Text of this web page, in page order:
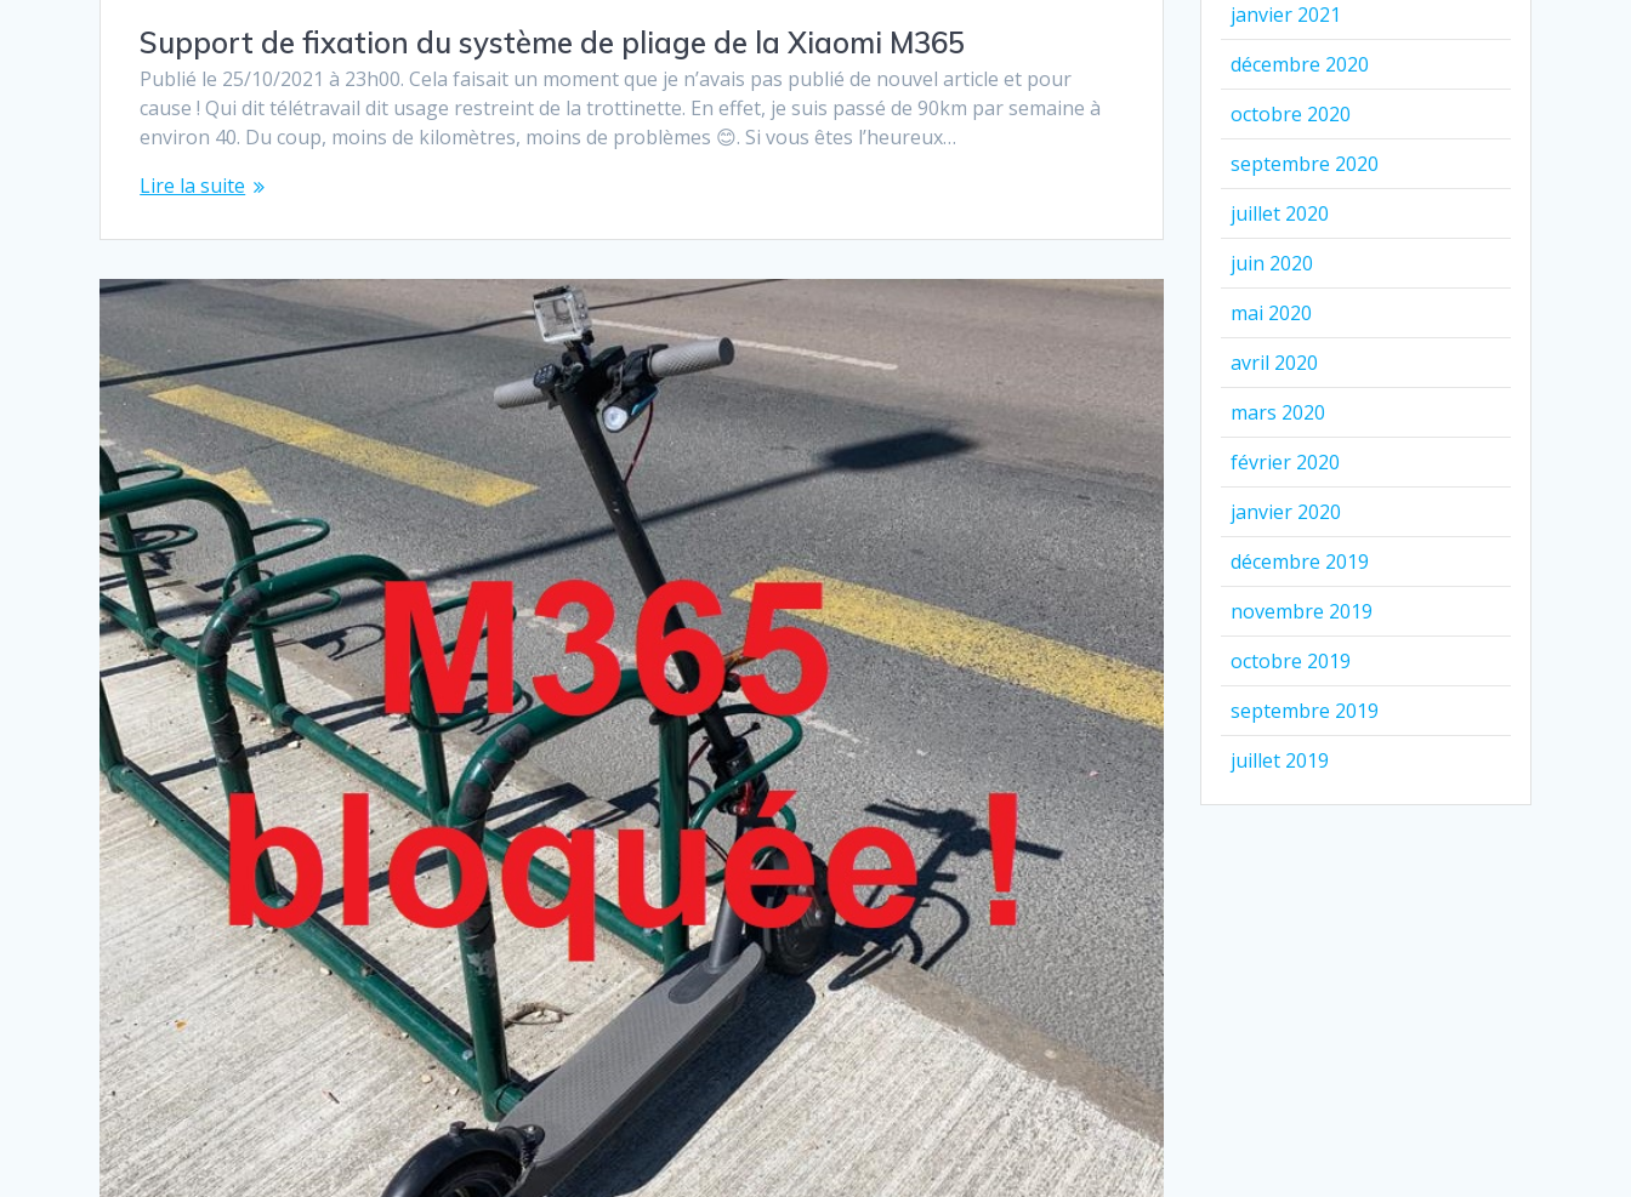
Support de fixation du système de pliage de la Xiaomi M365
Publié le 25/10/2021 à 23h00. Cela faisait un moment que je n’avais pas publié de nouvel article et pour
cause ! Qui dit télétravail dit usage restreint de la trottinette. En effet, je suis passé de 90km par semaine à
environ 40. Du coup, moins de kilomètres, moins de problèmes 😊. Si vous êtes l’heureux…
Lire la suite
janvier 2021
décembre 2020
octobre 2020
septembre 2020
juillet 2020
juin 2020
mai 2020
avril 2020
mars 2020
février 2020
janvier 2020
décembre 2019
novembre 2019
octobre 2019
septembre 2019
juillet 2019